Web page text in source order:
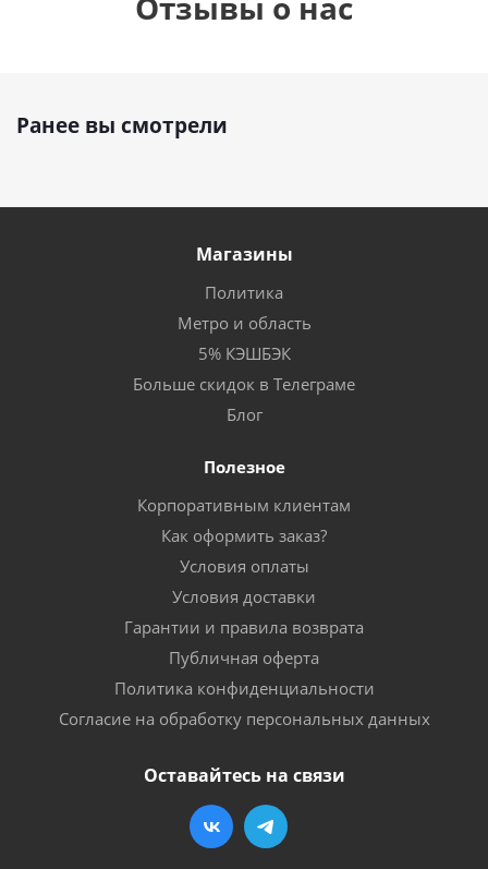
Ранее вы смотрели
Магазины
Политика
Метро и область
5% КЭШБЭК
Больше скидок в Телеграме
Блог
Полезное
Корпоративным клиентам
Как оформить заказ?
Условия оплаты
Условия доставки
Гарантии и правила возврата
Публичная оферта
Политика конфиденциальности
Согласие на обработку персональных данных
Оставайтесь на связи